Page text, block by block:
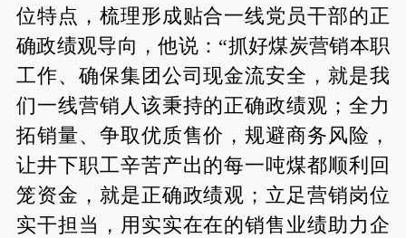
位特点，梳理形成贴合一线党员干部的正
确政绩观导向，他说：“抓好煤炭营销本职
工作、确保集团公司现金流安全，就是我
们一线营销人该秉持的正确政绩观；全力
拓销量、争取优质售价，规避商务风险，
让井下职工辛苦产出的每一吨煤都顺利回
笼资金，就是正确政绩观；立足营销岗位
实干担当，用实实在在的销售业绩助力企